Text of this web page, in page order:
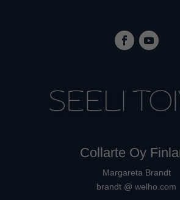
Collarte Oy
Margareta Brandt
brandt @ welho.com